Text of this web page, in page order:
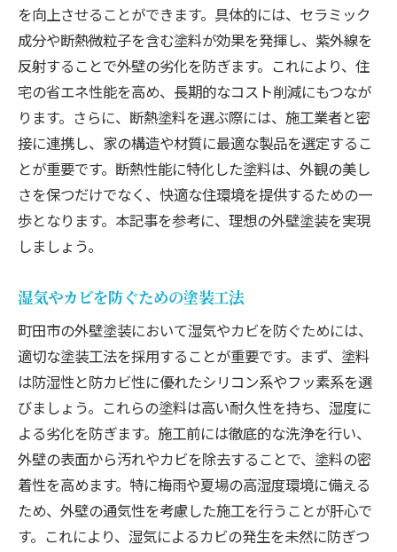
を向上させることができます。具体的には、セラミック
成分や断熱微粒子を含む塗料が効果を発揮し、紫外線を
反射することで外壁の劣化を防ぎます。これにより、住
宅の省エネ性能を高め、長期的なコスト削減にもつなが
ります。さらに、断熱塗料を選ぶ際には、施工業者と密
接に連携し、家の構造や材質に最適な製品を選定するこ
とが重要です。断熱性能に特化した塗料は、外観の美し
さを保つだけでなく、快適な住環境を提供するための一
歩となります。本記事を参考に、理想の外壁塗装を実現
しましょう。
湿気やカビを防ぐための塗装工法
町田市の外壁塗装において湿気やカビを防ぐためには、
適切な塗装工法を採用することが重要です。まず、塗料
は防湿性と防カビ性に優れたシリコン系やフッ素系を選
びましょう。これらの塗料は高い耐久性を持ち、湿度に
よる劣化を防ぎます。施工前には徹底的な洗浄を行い、
外壁の表面から汚れやカビを除去することで、塗料の密
着性を高めます。特に梅雨や夏場の高湿度環境に備える
ため、外壁の通気性を考慮した施工を行うことが肝心で
す。これにより、湿気によるカビの発生を未然に防ぎつ